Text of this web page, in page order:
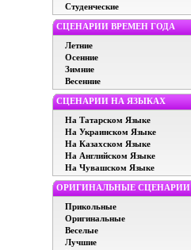
Студенческие
СЦЕНАРИИ ВРЕМЕН ГОДА
Летние
Осенние
Зимние
Весенние
СЦЕНАРИИ НА ЯЗЫКАХ
На Татарском Языке
На Украинском Языке
На Казахском Языке
На Английском Языке
На Чувашском Языке
ОРИГИНАЛЬНЫЕ СЦЕНАРИИ
Прикольные
Оригинальные
Веселые
Лучшие